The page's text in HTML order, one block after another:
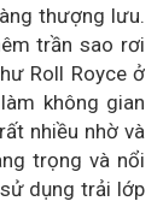
thượng lưu.
trần sao rơi
Roll Royce ở
không gian
nhiều nhờ và
trọng và nổi
dụng trải lớp